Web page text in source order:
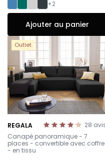
+2
Ajouter au panier
Outlet
28
REGALA
-
Canapé panoramique - 7
places - convertible avec coffre
- en tissu